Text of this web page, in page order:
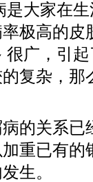
大家在
极高的皮
广，引
复杂，那
的关系已
重已有的
生。